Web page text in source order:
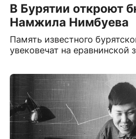
В Бурятии откроют
Намжила Нимбуева
Память известного
увековечат на еравнинской